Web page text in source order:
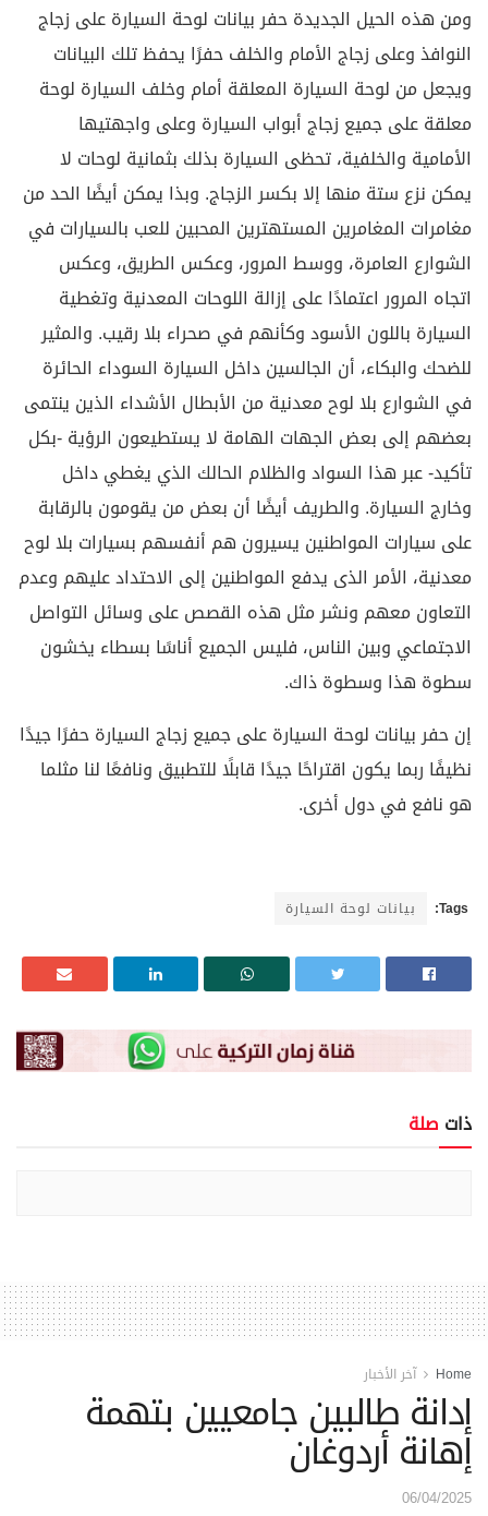
ومن هذه الحيل الجديدة حفر بيانات لوحة السيارة على زجاج
النوافذ وعلى زجاج الأمام والخلف حفرًا يحفظ تلك البيانات
ويجعل من لوحة السيارة المعلقة أمام وخلف السيارة لوحة
معلقة على جميع زجاج أبواب السيارة وعلى واجهتيها
الأمامية والخلفية، تحظى السيارة بذلك بثمانية لوحات لا
يمكن نزع ستة منها إلا بكسر الزجاج. وبذا يمكن أيضًا الحد من
مغامرات المغامرين المستهترين المحبين للعب بالسيارات في
الشوارع العامرة، ووسط المرور، وعكس الطريق، وعكس
اتجاه المرور اعتمادًا على إزالة اللوحات المعدنية وتغطية
السيارة باللون الأسود وكأنهم في صحراء بلا رقيب. والمثير
للضحك والبكاء، أن الجالسين داخل السيارة السوداء الحائرة
في الشوارع بلا لوح معدنية من الأبطال الأشداء الذين ينتمى
بعضهم إلى بعض الجهات الهامة لا يستطيعون الرؤية -بكل
تأكيد- عبر هذا السواد والظلام الحالك الذي يغطي داخل
وخارج السيارة. والطريف أيضًا أن بعض من يقومون بالرقابة
على سيارات المواطنين يسيرون هم أنفسهم بسيارات بلا لوح
معدنية، الأمر الذى يدفع المواطنين إلى الاحتداد عليهم وعدم
التعاون معهم ونشر مثل هذه القصص على وسائل التواصل
الاجتماعي وبين الناس، فليس الجميع أناسًا بسطاء يخشون
سطوة هذا وسطوة ذاك.
إن حفر بيانات لوحة السيارة على جميع زجاج السيارة حفرًا جيدًا
نظيفًا ربما يكون اقتراحًا جيدًا قابلًا للتطبيق ونافعًا لنا مثلما
هو نافع في دول أخرى.
Tags: بيانات لوحة السيارة
ذات صلة
Home آخر الأخبار
إدانة طالبين جامعيين بتهمة
إهانة أردوغان
06/04/2025